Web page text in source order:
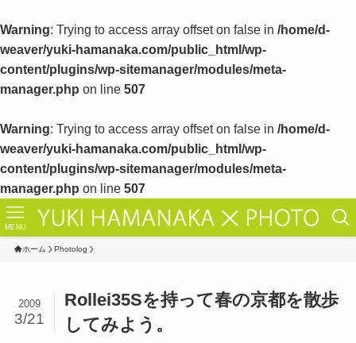
Warning: Trying to access array offset on false in /home/d-
weaver/yuki-hamanaka.com/public_html/wp-
content/plugins/wp-sitemanager/modules/meta-
manager.php on line 507
Warning: Trying to access array offset on false in /home/d-
weaver/yuki-hamanaka.com/public_html/wp-
content/plugins/wp-sitemanager/modules/meta-
manager.php on line 507
MENU
ホーム Photolog
Rollei35Sを持って春の京都を散歩
してみよう。
2009
3/21